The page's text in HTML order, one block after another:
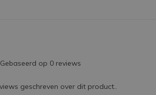
Gebaseerd op 0 reviews
geschreven over dit product..